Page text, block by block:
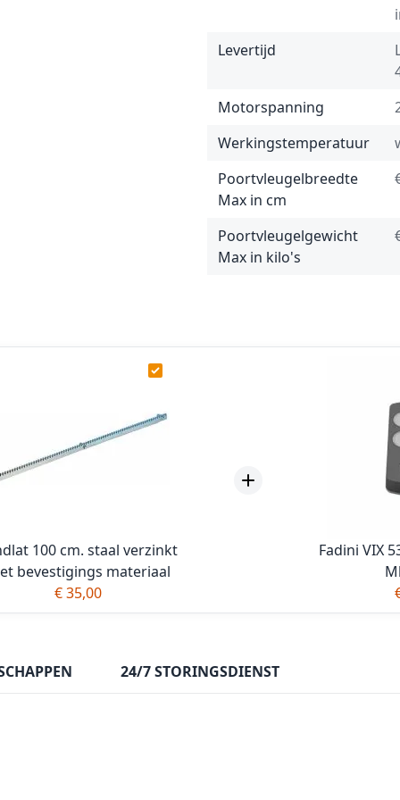
Levertijd
Motorspanning
Werkingstemperatuur
Poortvleugelbreedte
Max in cm
Poortvleugelgewicht
Max in kilo's
100 cm. staal verzinkt
bevestigings materiaal
€ 35,00
Fadini VIX
24/7 STORINGSDIENST